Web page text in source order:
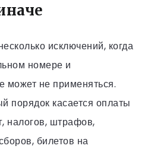
исключений, когда
номере и
может не применяться.
порядок касается оплаты
налогов, штрафов,
билетов на